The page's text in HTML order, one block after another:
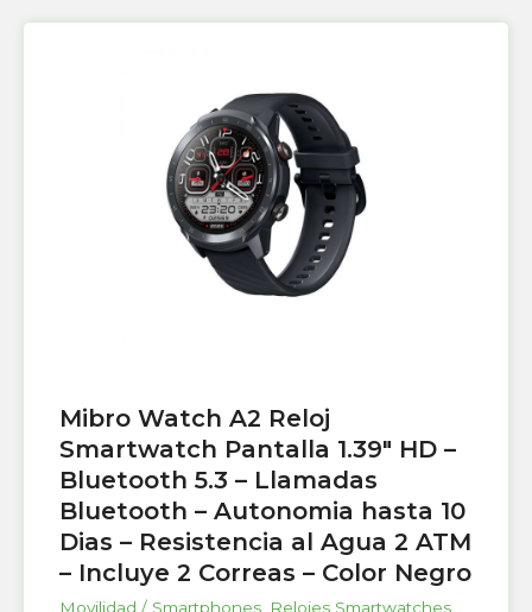
Mibro Watch A2 Reloj
Smartwatch Pantalla 1.39″ HD –
Bluetooth 5.3 – Llamadas
Bluetooth – Autonomia hasta 10
Dias – Resistencia al Agua 2 ATM
– Incluye 2 Correas – Color Negro
Movilidad / Smartphones Relojes Smartwatches